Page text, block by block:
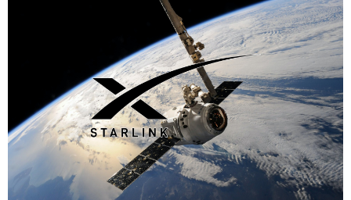
CONTACTOS
PORTUGUÊS keyboard_arrow_down
TÉTUM
PORTUGUÊS
PRÓXIMOS PROGRAMAS